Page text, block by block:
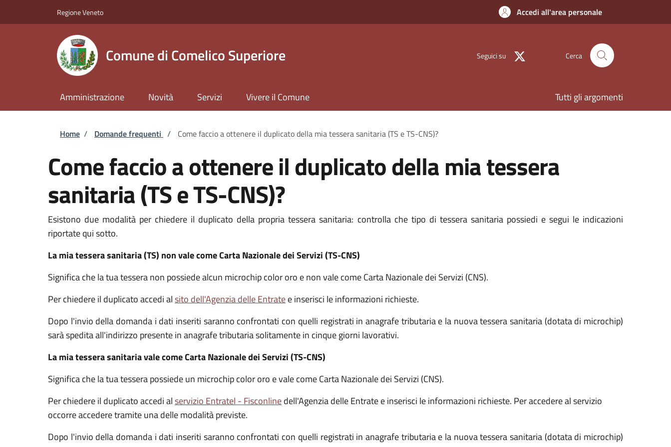
Regione Veneto Accedi all'area personale
Comune di Comelico Superiore Seguici su Cerca
Amministrazione Novità Servizi Vivere il Comune Tutti gli argomenti
Briciole di pane
Home / Domande frequenti / Come faccio a ottenere il duplicato della mia tessera sanitaria (TS e TS-CNS)?
Come faccio a ottenere il duplicato della mia tessera
sanitaria (TS e TS-CNS)?
Esistono due modalità per chiedere il duplicato della propria tessera sanitaria: controlla che tipo di tessera sanitaria possiedi e segui le indicazioni
riportate qui sotto.
La mia tessera sanitaria (TS) non vale come Carta Nazionale dei Servizi (TS-CNS)
Significa che la tua tessera non possiede alcun microchip color oro e non vale come Carta Nazionale dei Servizi (CNS).
Per chiedere il duplicato accedi alsito dell'Agenzia delle Entratee inserisci le informazioni richieste.
Dopo l'invio della domanda i dati inseriti saranno confrontati con quelli registrati in anagrafe tributaria e la nuova tessera sanitaria (dotata di microchip)
sarà spedita all'indirizzo presente in anagrafe tributaria solitamente in cinque giorni lavorativi.
La mia tessera sanitaria vale come Carta Nazionale dei Servizi (TS-CNS)
Significa che la tua tessera possiede un microchip color oro e vale come Carta Nazionale dei Servizi (CNS).
Per chiedere il duplicato accedi alservizio Entratel - Fisconlinedell'Agenzia delle Entrate e inserisci le informazioni richieste. Per accedere al servizio
occorre accedere tramite una delle modalità previste.
Dopo l'invio della domanda i dati inseriti saranno confrontati con quelli registrati in anagrafe tributaria e la nuova tessera sanitaria (dotata di microchip)